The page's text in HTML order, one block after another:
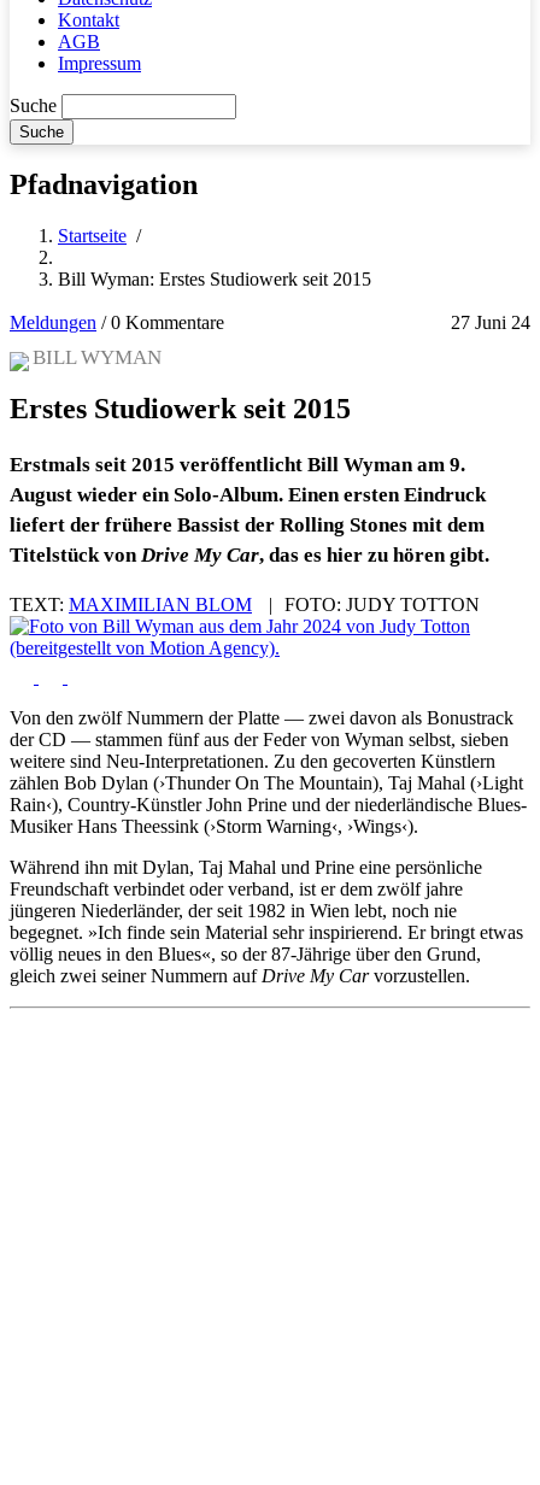
Kontakt
AGB
Impressum
Suche
Pfadnavigation
Startseite /
Bill Wyman: Erstes Studiowerk seit 2015
Meldungen 27 Juni 24
/0 Kommentare
BILL WYMAN
Erstes Studiowerk seit 2015
Erstmals seit 2015 veröffentlicht Bill Wyman am 9.
August wieder ein Solo-Album. Einen ersten Eindruck
liefert der frühere Bassist der Rolling Stones mit dem
Titelstück vonDrive My Car, das es hier zu hören gibt.
TEXT: MAXIMILIAN BLOM | FOTO: JUDY TOTTON
Von den zwölf Nummern der Platte — zwei davon als Bonustrack
der CD — stammen fünf aus der Feder von Wyman selbst, sieben
weitere sind Neu-Interpretationen. Zu den gecoverten Künstlern
zählen Bob Dylan (›Thunder On The Mountain), Taj Mahal (›Light
Rain‹), Country-Künstler John Prine und der niederländische Blues-
Musiker Hans Theessink (›Storm Warning‹, ›Wings‹).
Während ihn mit Dylan, Taj Mahal und Prine eine persönliche
Freundschaft verbindet oder verband, ist er dem zwölf jahre
jüngeren Niederländer, der seit 1982 in Wien lebt, noch nie
begegnet. »Ich finde sein Material sehr inspirierend. Er bringt etwas
völlig neues in den Blues«, so der 87-Jährige über den Grund,
gleich zwei seiner Nummern auf Drive My Carvorzustellen.